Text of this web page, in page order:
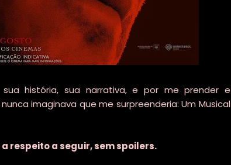
história, sua narrativa, e por me prender e
imaginava que me surpreenderia: Um Musical
respeito a seguir, sem spoilers.